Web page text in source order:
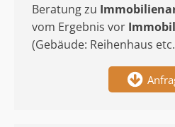
Beratung zu
vom Ergebnis vor
(Gebäude: Reihenhaus